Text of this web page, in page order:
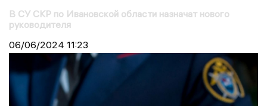
В СУ СКР по Ивановской области назначат нового
руководителя
06/06/2024 11:23